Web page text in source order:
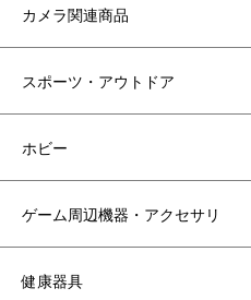
カメラ関連商品
スポーツ・アウトドア
ホビー
ゲーム周辺機器・アクセサリ
健康器具